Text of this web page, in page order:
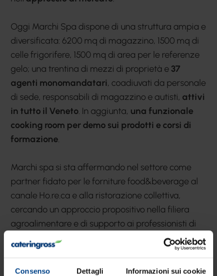
Consenso Dettagli Informazioni sui cookie
Oggi Marchi Spa dispone di una struttura ampia e
diversificata: 6200 mq di magazzino, 1500 mq di
celle frigorifere, 1500 mq di area per le referenze
gelo; una trentina di mezzi di proprietà e 37
agenti monomandatari, coadiuvati da personale
di sede, responsabili di magazzino e autisti, attivi
in tutto il Veneto. In aggiunta, una funzionale
cooking room per demo sui prodotti e corsi di
formazione.
Marchi spa si sta affermando nel settore come
partner fidato per le forniture food&beverage al
canale Ho.re.ca e alla ristorazione collettiva,
cercando un approccio propositivo nella filiera
agroalimentare e di supporto ai professionisti di
Ilrispetto
per la tradizione e per il lavoro altrui; la